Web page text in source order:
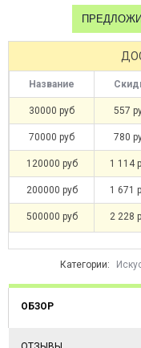
Название
30000 руб 557
70000 руб 780
120000 руб 1 114
200000 руб 1 671
500000 руб 2 228
Категории:
ОБЗОР